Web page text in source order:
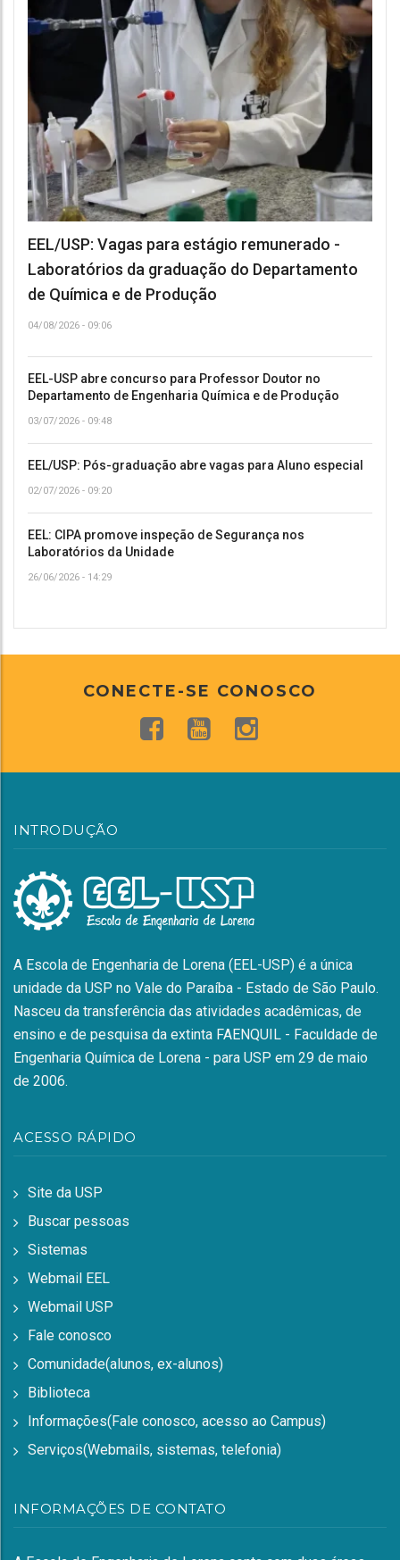
EEL/USP: Vagas para estágio remunerado -
Laboratórios da graduação do Departamento
de Química e de Produção
04/08/2026 - 09:06
EEL-USP abre concurso para Professor Doutor no
Departamento de Engenharia Química e de Produção
03/07/2026 - 09:48
EEL/USP: Pós-graduação abre vagas para Aluno especial
02/07/2026 - 09:20
EEL: CIPA promove inspeção de Segurança nos
Laboratórios da Unidade
26/06/2026 - 14:29
CONECTE-SE CONOSCO
INTRODUÇÃO
A Escola de Engenharia de Lorena (EEL-USP) é a única
unidade da USP no Vale do Paraíba - Estado de São Paulo.
Nasceu da transferência das atividades acadêmicas, de
ensino e de pesquisa da extinta FAENQUIL - Faculdade de
Engenharia Química de Lorena - para USP em 29 de maio
de 2006.
ACESSO RÁPIDO
Site da USP
Buscar pessoas
Sistemas
Webmail EEL
Webmail USP
Fale conosco
Comunidade(alunos, ex-alunos)
Biblioteca
Informações(Fale conosco, acesso ao Campus)
Serviços(Webmails, sistemas, telefonia)
INFORMAÇÕES DE CONTATO